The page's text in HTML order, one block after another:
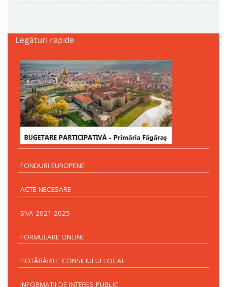
Legături rapide
FONDURI EUROPENE
ACTE NECESARE
SNA 2021-2025
FORMULARE ONLINE
HOTĂRÂRILE CONSILIULUI LOCAL
INFORMAŢII DE INTERES PUBLIC